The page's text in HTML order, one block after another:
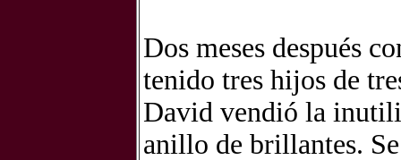
Dos meses después
tenido tres hijos de
David vendió la
anillo de brillantes.